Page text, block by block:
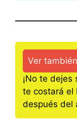
Ver también
¡No te dejes
te costará el
después del